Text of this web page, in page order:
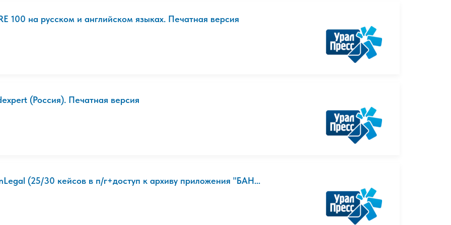
100 на русском и английском языках. Печатная версия
(Россия). Печатная версия
(25/30 кейсов в п/г+доступ к архиву приложения "БАН...